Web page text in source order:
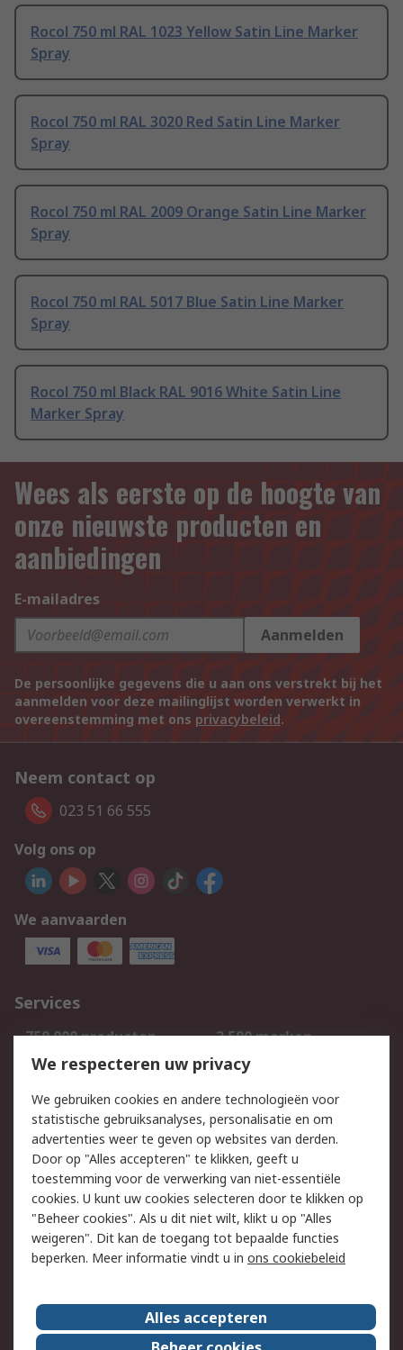
Rocol 750 ml RAL 1023 Yellow Satin Line Marker
Spray
Rocol 750 ml RAL 3020 Red Satin Line Marker
Spray
Rocol 750 ml RAL 2009 Orange Satin Line Marker
Spray
Rocol 750 ml RAL 5017 Blue Satin Line Marker
Spray
Rocol 750 ml Black RAL 9016 White Satin Line
Marker Spray
Wees als eerste op de hoogte van
onze nieuwste producten en
aanbiedingen
E-mailadres
Aanmelden
De persoonlijke gegevens die u aan ons verstrekt bij het
aanmelden voor deze mailinglijst worden verwerkt in
overeenstemming met ons privacybeleid.
Neem contact op
023 51 66 555
Volg ons op
We aanvaarden
Services
750.000 producten
2.500 merken
Bestellen
Inkoopoplossingen
Track & Trace
Wettelijk
Cookiebeleid
Email veiligheid
Privacybeleid
Websitevoorwaarden
Algemene
verkoopvoorwaarden
Over RS
RS Group Over ons
We respecteren uw privacy
We gebruiken cookies en andere technologieën voor
statistische gebruiksanalyses, personalisatie en om
advertenties weer te geven op websites van derden.
Door op "Alles accepteren" te klikken, geeft u
toestemming voor de verwerking van niet-essentiële
cookies. U kunt uw cookies selecteren door te klikken op
"Beheer cookies". Als u dit niet wilt, klikt u op "Alles
weigeren". Dit kan de toegang tot bepaalde functies
beperken. Meer informatie vindt u in ons cookiebeleid
Alles accepteren